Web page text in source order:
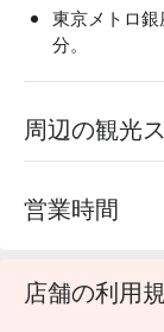
此外，別忘了加
東京メトロ
分。
周辺の観光
営業時間
店舗の利用